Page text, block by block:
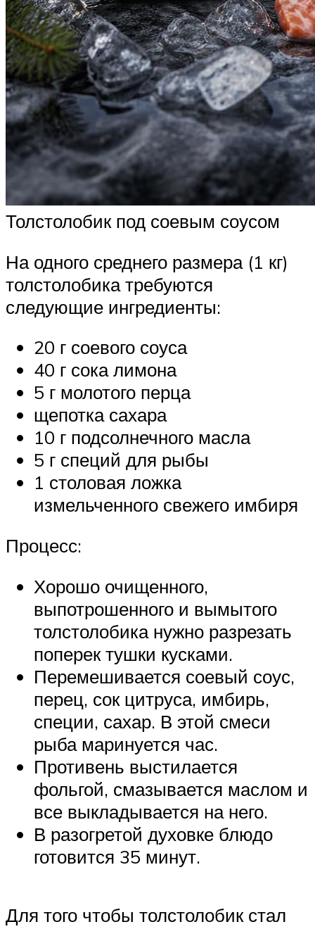
Толстолобик под соевым соусом
На одного среднего размера (1 кг)
толстолобика требуются
следующие ингредиенты:
20 г соевого соуса
40 г сока лимона
5 г молотого перца
щепотка сахара
10 г подсолнечного масла
5 г специй для рыбы
1 столовая ложка
измельченного свежего имбиря
Процесс:
Хорошо очищенного,
выпотрошенного и вымытого
толстолобика нужно разрезать
поперек тушки кусками.
Перемешивается соевый соус,
перец, сок цитруса, имбирь,
специи, сахар. В этой смеси
рыба маринуется час.
Противень выстилается
фольгой, смазывается маслом и
все выкладывается на него.
В разогретой духовке блюдо
готовится 35 минут.
Для того чтобы толстолобик стал